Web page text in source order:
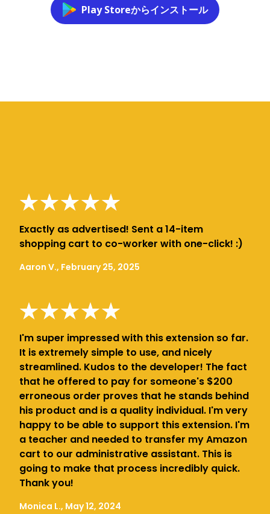
Play Storeからインストール
Exactly as advertised! Sent a 14-item
shopping cart to co-worker with one-click! :)
Aaron V., February 25, 2025
I'm super impressed with this extension so far.
It is extremely simple to use, and nicely
streamlined. Kudos to the developer! The fact
that he offered to pay for someone's $200
erroneous order proves that he stands behind
his product and is a quality individual. I'm very
happy to be able to support this extension. I'm
a teacher and needed to transfer my Amazon
cart to our administrative assistant. This is
going to make that process incredibly quick.
Thank you!
Monica L., May 12, 2024